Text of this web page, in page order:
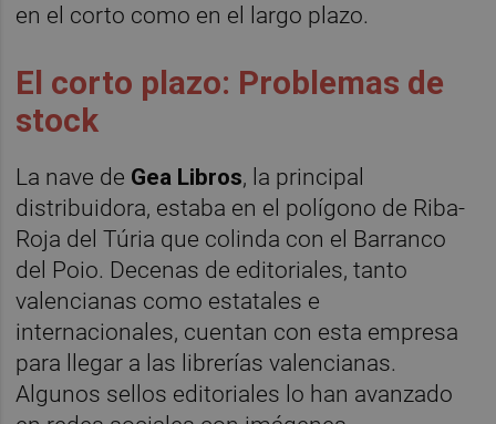
en el corto como en el largo plazo.
El corto plazo: Problemas de
stock
La nave de Gea Libros, la principal
distribuidora, estaba en el polígono de Riba-
Roja del Túria que colinda con el Barranco
del Poio. Decenas de editoriales, tanto
valencianas como estatales e
internacionales, cuentan con esta empresa
para llegar a las librerías valencianas.
Algunos sellos editoriales lo han avanzado